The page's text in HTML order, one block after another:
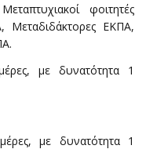
φοιτητές
Μεταδιδάκτορες ΕΚΠΑ,
με δυνατότητα 1
με δυνατότητα 1